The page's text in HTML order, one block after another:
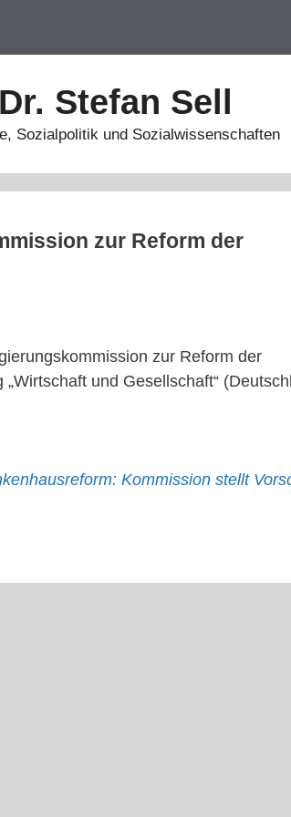
Stefan Sell
Sozialpolitik und Sozialwissenschaften
zur Reform der
zur Reform der
und Gesellschaft“
Kommission stellt